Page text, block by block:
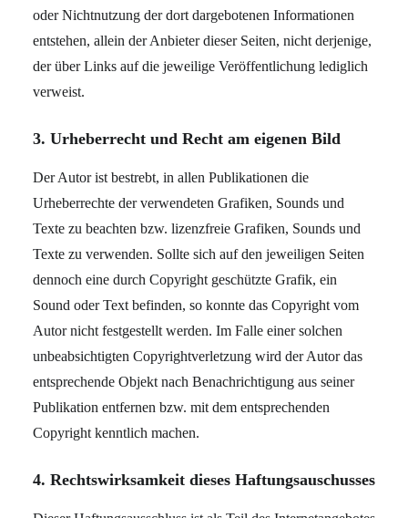
oder Nichtnutzung der dort dargebotenen Informationen
entstehen, allein der Anbieter dieser Seiten, nicht derjenige,
der über Links auf die jeweilige Veröffentlichung lediglich
verweist.
3. Urheberrecht und Recht am eigenen Bild
Der Autor ist bestrebt, in allen Publikationen die
Urheberrechte der verwendeten Grafiken, Sounds und
Texte zu beachten bzw. lizenzfreie Grafiken, Sounds und
Texte zu verwenden. Sollte sich auf den jeweiligen Seiten
dennoch eine durch Copyright geschützte Grafik, ein
Sound oder Text befinden, so konnte das Copyright vom
Autor nicht festgestellt werden. Im Falle einer solchen
unbeabsichtigten Copyrightverletzung wird der Autor das
entsprechende Objekt nach Benachrichtigung aus seiner
Publikation entfernen bzw. mit dem entsprechenden
Copyright kenntlich machen.
4. Rechtswirksamkeit dieses Haftungsauschusses